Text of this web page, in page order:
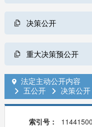
决策公开
重大决策预公开
 法定主动公开内容
 五公开  决策公开
索引号：